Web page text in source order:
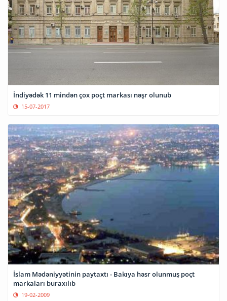
İndiyədək 11 mindən çox poçt markası nəşr olunub
15-07-2017
İslam Mədəniyyətinin paytaxtı - Bakıya həsr olunmuş poçt
markaları buraxılıb
19-02-2009